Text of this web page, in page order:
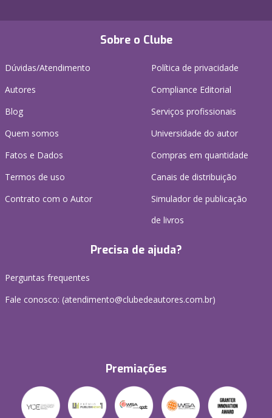
Sobre o Clube
Dúvidas/Atendimento
Autores
Blog
Quem somos
Fatos e Dados
Termos de uso
Contrato com o Autor
Política de privacidade
Compliance Editorial
Serviços profissionais
Universidade do autor
Compras em quantidade
Canais de distribuição
Simulador de publicação
de livros
Precisa de ajuda?
Perguntas frequentes
Fale conosco: (atendimento@clubedeautores.com.br)
Premiações